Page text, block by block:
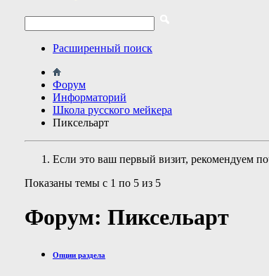
Расширенный поиск
Форум
Информаторий
Школа русского мейкера
Пиксельарт
Если это ваш первый визит, рекомендуем
Показаны темы с 1 по 5 из 5
Форум: Пиксельарт
Опции раздела